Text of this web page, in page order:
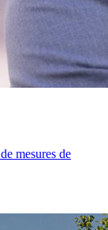
mesures de